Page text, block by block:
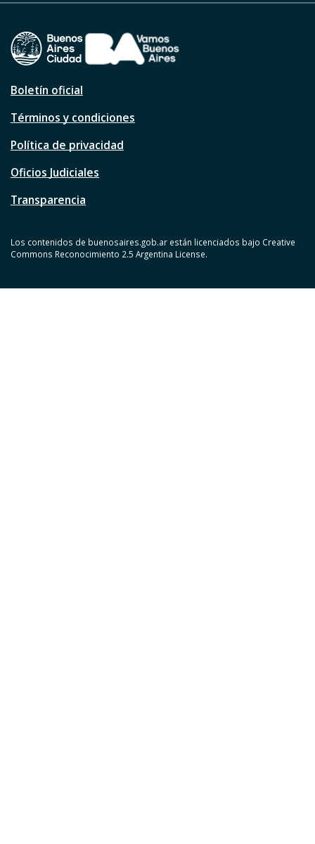
Boletín oficial
Términos y condiciones
Política de privacidad
Oficios Judiciales
Transparencia
Los contenidos de buenosaires.gob.ar están licenciados bajo Creative
Commons Reconocimiento 2.5 Argentina License.